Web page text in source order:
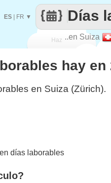
Haz
que
..en Suiza
Días
ES FR ▼
hay en
en Suiza (Zürich).
días laborables